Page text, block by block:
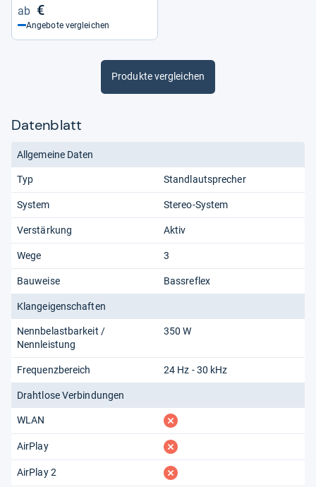
€
Angebote vergleichen
Produkte vergleichen
Datenblatt
Allgemeine Daten
Typ Standlautsprecher
System Stereo-System
Verstärkung Aktiv
Wege 3
Bauweise Bassreflex
Klangeigenschaften
Nennbelastbarkeit /
Nennleistung
350 W
Frequenzbereich 24 Hz - 30 kHz
Drahtlose Verbindungen
WLAN fehlt
AirPlay fehlt
AirPlay 2 fehlt